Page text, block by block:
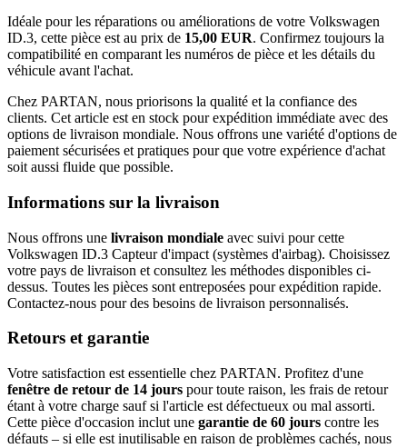
Idéale pour les réparations ou améliorations de votre Volkswagen
ID.3, cette pièce est au prix de 15,00 EUR. Confirmez toujours la
compatibilité en comparant les numéros de pièce et les détails du
véhicule avant l'achat.
Chez PARTAN, nous priorisons la qualité et la confiance des
clients. Cet article est en stock pour expédition immédiate avec des
options de livraison mondiale. Nous offrons une variété d'options de
paiement sécurisées et pratiques pour que votre expérience d'achat
soit aussi fluide que possible.
Informations sur la livraison
Nous offrons une livraison mondiale avec suivi pour cette
Volkswagen ID.3 Capteur d'impact (systèmes d'airbag). Choisissez
votre pays de livraison et consultez les méthodes disponibles ci-
dessus. Toutes les pièces sont entreposées pour expédition rapide.
Contactez-nous pour des besoins de livraison personnalisés.
Retours et garantie
Votre satisfaction est essentielle chez PARTAN. Profitez d'une
fenêtre de retour de 14 jours pour toute raison, les frais de retour
étant à votre charge sauf si l'article est défectueux ou mal assorti.
Cette pièce d'occasion inclut une garantie de 60 jours contre les
défauts – si elle est inutilisable en raison de problèmes cachés, nous